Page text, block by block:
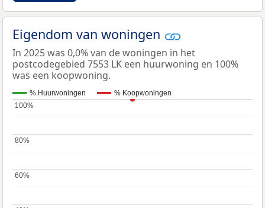
Eigendom van woningen
In 2025 was 0,0% van de woningen in het
postcodegebied 7553 LK een huurwoning en 100%
was een koopwoning.
% Huurwoningen % Koopwoningen
60%
60%
80%
80%
100%
100%